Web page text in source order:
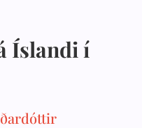
Íslandi í